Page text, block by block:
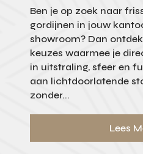
Ben je op zoek naar
gordijnen in jouw
showroom? Dan
keuzes waarmee je
in uitstraling, sfeer en
aan lichtdoorlatende
zonder...
Lees